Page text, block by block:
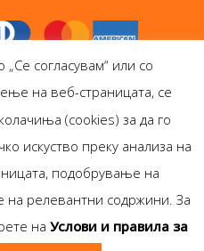
дооел
© Antolog
согласувам“ или со
на веб-страницата, се
(cookies) за да го
искуство преку анализа на
подобрување на
на релевантни содржини. За
на Услови и правила за